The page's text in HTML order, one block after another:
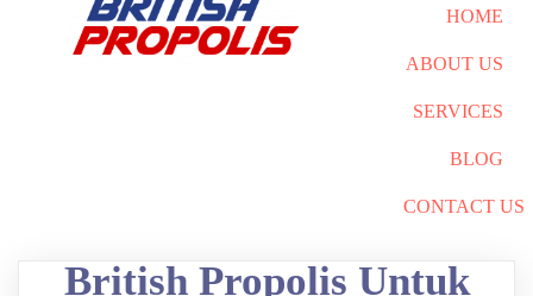
HOME
ABOUT US
SERVICES
BLOG
CONTACT US
British Propolis Untuk